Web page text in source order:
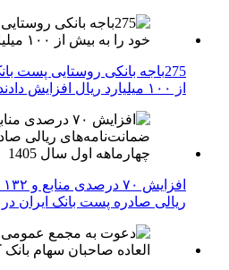
275باجه بانکی روستایی پست
از ۱۰۰ میلیارد ریال افزایش دادند
ریالی صادره پست بانک ایران در